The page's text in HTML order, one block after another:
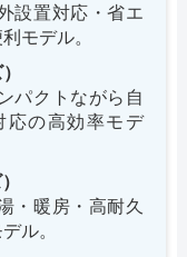
設置対応・省エ
モデル。
パクトながら自
応の高効率モデ
・暖房・高耐久
ル。